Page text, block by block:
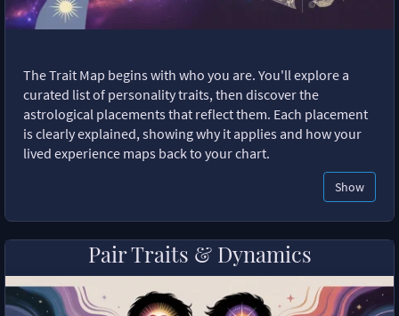
The Trait Map begins with who you are. You'll explore a
curated list of personality traits, then discover the
astrological placements that reflect them. Each placement
is clearly explained, showing why it applies and how your
lived experience maps back to your chart.
Show
Pair Traits & Dynamics